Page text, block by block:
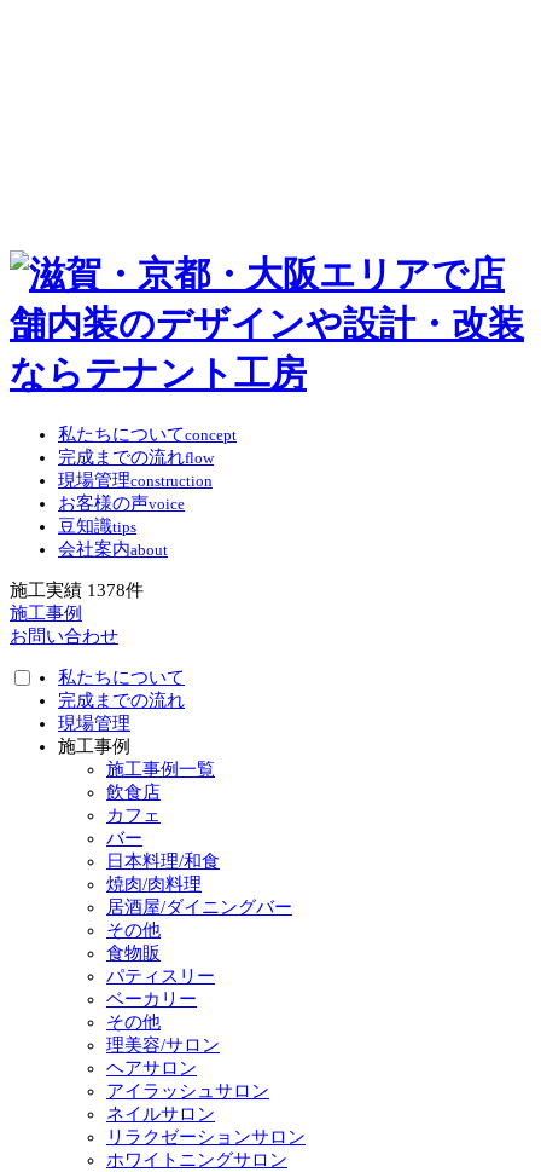
私たちについてconcept
完成までの流れflow
現場管理construction
お客様の声voice
豆知識tips
会社案内about
施工実績 1378件
施工事例
お問い合わせ
私たちについて
完成までの流れ
現場管理
施工事例
施工事例一覧
飲食店
カフェ
バー
日本料理/和食
焼肉/肉料理
居酒屋/ダイニングバー
その他
食物販
パティスリー
ベーカリー
その他
理美容/サロン
ヘアサロン
アイラッシュサロン
ネイルサロン
リラクゼーションサロン
ホワイトニングサロン